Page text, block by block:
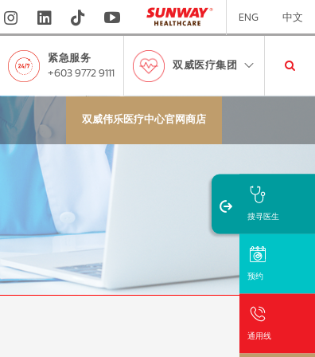
ENG 中文
紧急服务
+603 9772 9111
双威医疗集团
双威伟乐医疗中心官网商店
搜寻医生
预约
通用线